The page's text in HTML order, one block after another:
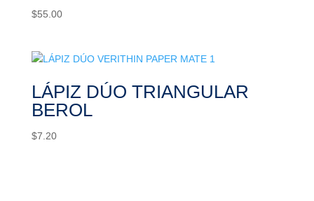
$55.00
LÁPIZ DÚO TRIANGULAR
BEROL
$7.20